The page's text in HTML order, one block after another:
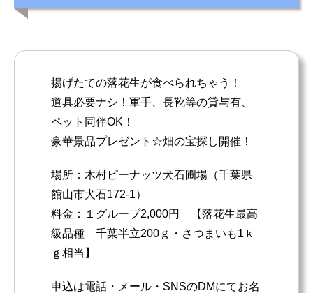
揚げたての落花生が食べられちゃう！
道具必要ナシ！軍手、長靴等の貸与有、
ペット同伴OK！
豪華景品プレゼント☆畑の宝探し開催！
場所：木村ピーナッツ犬石圃場（千葉県
館山市犬石172-1）
料金：１グループ2,000円 【落花生最高
級品種 千葉半立200ｇ・さつまいも1ｋ
ｇ相当】
申込は電話・メール・SNSのDMにてお名